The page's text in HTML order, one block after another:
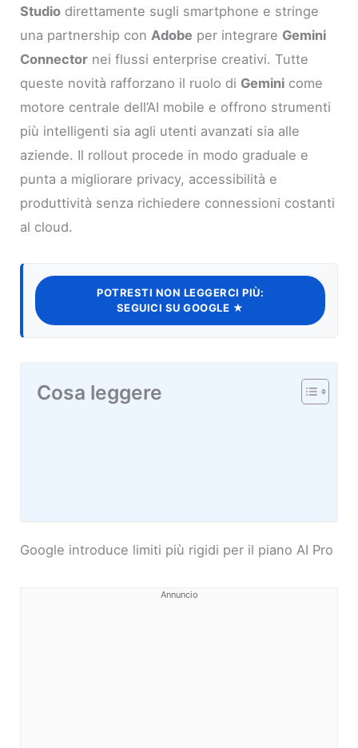
Studio direttamente sugli smartphone e stringe
una partnership conAdobe per integrare Gemini
Connector nei flussi enterprise creativi. Tutte
queste novità rafforzano il ruolo di Gemini come
motore centrale dell’AI mobile e offrono strumenti
più intelligenti sia agli utenti avanzati sia alle
aziende. Il rollout procede in modo graduale e
punta a migliorare privacy, accessibilità e
produttività senza richiedere connessioni costanti
al cloud.
POTRESTI NON LEGGERCI PIÙ:
SEGUICI SU GOOGLE ★
Cosa leggere
Google introduce limiti più rigidi per il piano AI Pro
Annuncio